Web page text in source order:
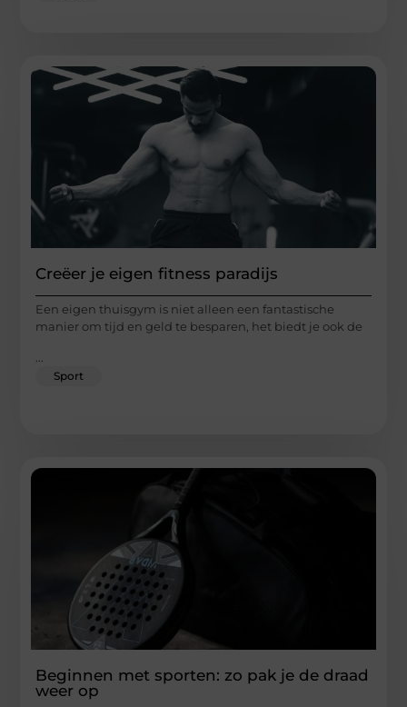
Creëer je eigen fitness paradijs
Een eigen thuisgym is niet alleen een fantastische
manier om tijd en geld te besparen, het biedt je ook de
Sport
Beginnen met sporten: zo pak je de draad
weer op